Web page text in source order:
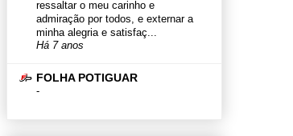
ressaltar o meu carinho e
admiração por todos, e externar a
minha alegria e satisfaç...
Há 7 anos
FOLHA POTIGUAR
-